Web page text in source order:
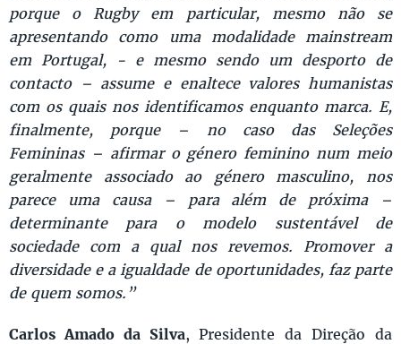
porque o Rugby em particular, mesmo não se
apresentando como uma modalidade mainstream
em Portugal, - e mesmo sendo um desporto de
contacto – assume e enaltece valores humanistas
com os quais nos identificamos enquanto marca. E,
finalmente, porque – no caso das Seleções
Femininas – afirmar o género feminino num meio
geralmente associado ao género masculino, nos
parece uma causa – para além de próxima –
determinante para o modelo sustentável de
sociedade com a qual nos revemos. Promover a
diversidade e a igualdade de oportunidades, faz parte
de quem somos.”
Carlos Amado da Silva, Presidente da Direção da